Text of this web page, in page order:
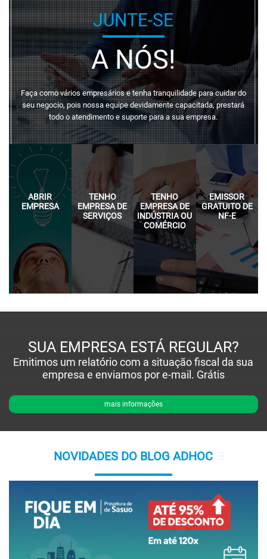
JUNTE-SE
A NÓS!
Faça como vários empresários e tenha tranquilidade para cuidar do
seu negocio, pois nossa equipe devidamente capacitada, prestará
todo o atendimento e suporte para a sua empresa.
ABRIR
EMPRESA
TENHO
EMPRESA DE
SERVIÇOS
TENHO
EMPRESA DE
INDÚSTRIA OU
COMÉRCIO
EMISSOR
GRATUITO DE
NF-E
SUA EMPRESA ESTÁ REGULAR?
Emitimos um relatório com a situação fiscal da sua
empresa e enviamos por e-mail. Grátis
mais informações
NOVIDADES DO BLOG ADHOC